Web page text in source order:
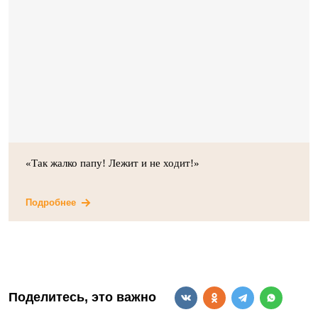
«Так жалко папу! Лежит и не ходит!»
Подробнее
Поделитесь, это важно